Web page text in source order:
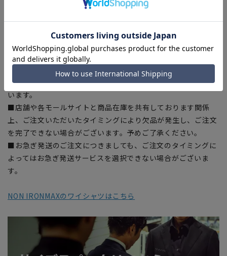
■生地や仕様・デザインにより、着用感や実際のサイズ表に若
■サイズスペックは仕上がりサイズを記載しております。一
部、商品現物におすすめサイズ(ヌードサイズ)を記載している
商品もございます。
■ブラウザやお使いのモニター環境、また撮影時の室内外の光
加減により、実際の商品と掲載画像の色味が異なる場合がござ
います。
■店舗や各モールサイトと商品在庫を共有しております関係
上、ご注文いただいたタイミングにより欠品が発生し、ご注文
を完了できない場合がございます。予めご了承ください。
■お急ぎ発送のご注文につきましても、ご注文のタイミングに
よってはお急ぎ発送サービスを選択できない場合がございま
す。
NON IRONMAXのワイシャツはこちら